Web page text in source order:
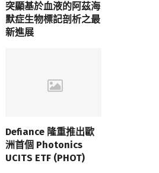
突顯基於血液的阿茲海
默症生物標記剖析之最
新進展
Defiance 隆重推出歐
洲首個 Photonics
UCITS ETF (PHOT)